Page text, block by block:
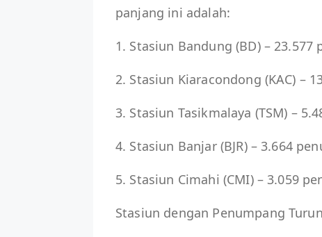
panjang ini adalah:
1. Stasiun Bandung (BD) – 23.577
2. Stasiun Kiaracondong (KAC) –
3. Stasiun Tasikmalaya (TSM) –
4. Stasiun Banjar (BJR) – 3.664
5. Stasiun Cimahi (CMI) – 3.059
Stasiun dengan Penumpang